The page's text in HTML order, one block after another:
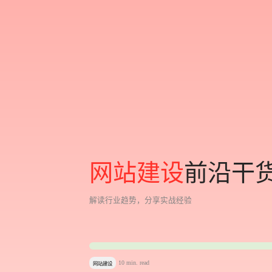
网站建设前沿干
解读行业趋势 ， 分享实战经验
集团站群生态的共生之道
集团站群生态的共生之道
网站建设 10 min. read